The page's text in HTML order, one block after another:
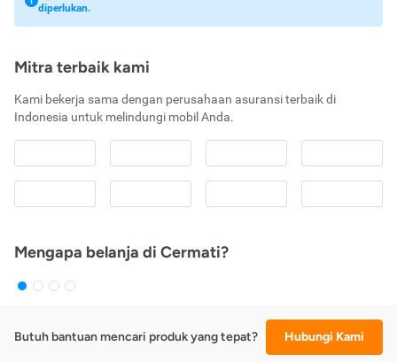
diperlukan.
Mitra terbaik kami
Kami bekerja sama dengan perusahaan asuransi terbaik di
Indonesia untuk melindungi mobil Anda.
Mengapa belanja di Cermati?
Butuh bantuan mencari produk yang tepat? Hubungi Kami